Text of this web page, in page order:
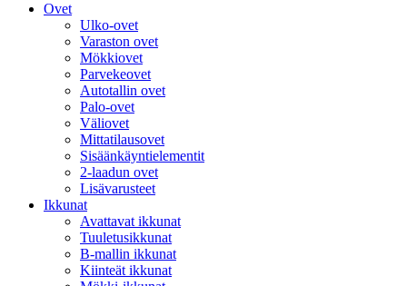
Ovet
Ulko-ovet
Varaston ovet
Mökkiovet
Parvekeovet
Autotallin ovet
Palo-ovet
Väliovet
Mittatilausovet
Sisäänkäyntielementit
2-laadun ovet
Lisävarusteet
Ikkunat
Avattavat ikkunat
Tuuletusikkunat
B-mallin ikkunat
Kiinteät ikkunat